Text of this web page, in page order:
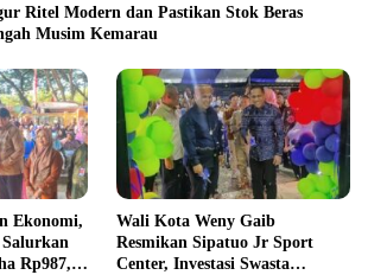
Ritel Modern dan Pastikan Stok Beras
Musim Kemarau
Ekonomi,
Rp987,5
Wali Kota Weny Gaib
Resmikan Sipatuo Jr Sport
Center, Investasi Swasta